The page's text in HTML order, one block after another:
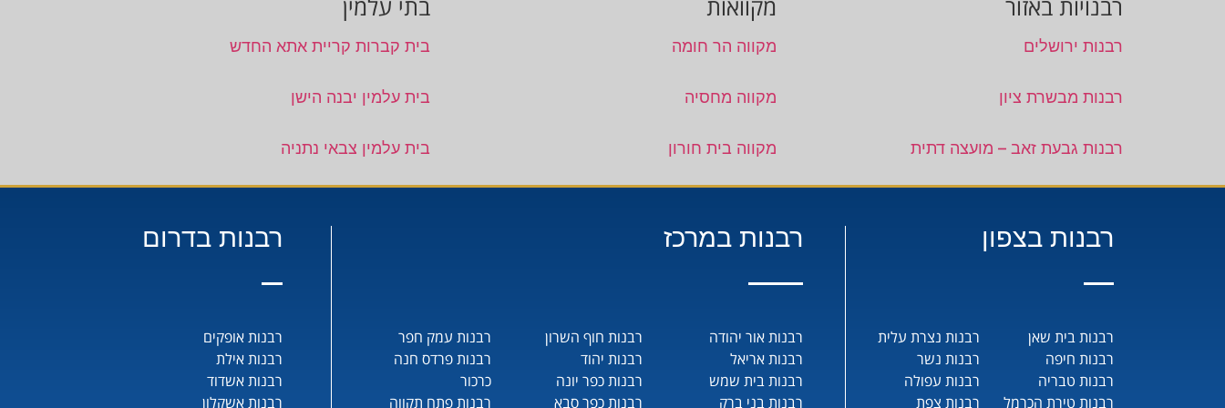
רבנויות באזור
רבנות ירושלים
רבנות מבשרת ציון
רבנות גבעת זאב – מועצה דתית
מקוואות
מקווה הר חומה
מקווה מחסיה
מקווה בית חורון
בתי עלמין
בית קברות קריית אתא החדש
בית עלמין יבנה הישן
בית עלמין צבאי נתניה
רבנות בצפון
רבנות בית שאן
רבנות חיפה
רבנות טבריה
רבנות טירת הכרמל
רבנות נצרת עלית
רבנות נשר
רבנות עפולה
רבנות צפת
רבנות במרכז
רבנות אור יהודה
רבנות אריאל
רבנות בית שמש
רבנות בני ברק
רבנות חוף השרון
רבנות יהוד
רבנות כפר יונה
רבנות כפר סבא
רבנות עמק חפר
רבנות פרדס חנה
כרכור
רבנות פתח תקווה
רבנות בדרום
רבנות אופקים
רבנות אילת
רבנות אשדוד
רבנות אשקלון